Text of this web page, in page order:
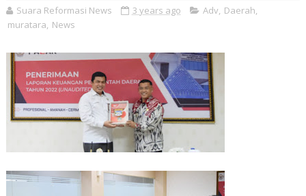
Suara Reformasi News 3 years ago Adv, Daerah,
muratara, News